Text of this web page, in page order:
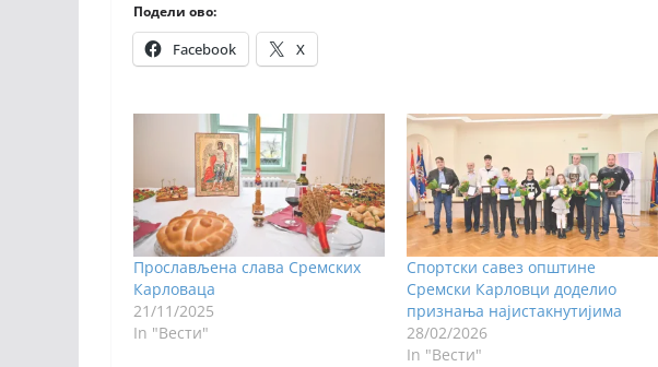
Подели ово:
Facebook X
Прослављена слава Сремских
Карловаца
21/11/2025
In "Вести"
Спортски савез општине
Сремски Карловци доделио
признања најистакнутијима
28/02/2026
In "Вести"